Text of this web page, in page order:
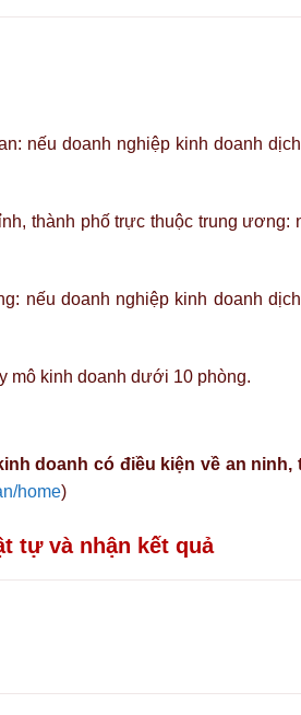
nếu doanh nghiệp kinh doanh
thành phố trực thuộc trung ương:
nếu doanh nghiệp kinh doanh
mô kinh doanh dưới 10 phòng.
doanh có điều kiện về an ninh,
home)
tự và nhận kết quả